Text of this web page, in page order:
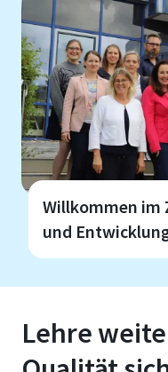
Willkommen
und
Lehre